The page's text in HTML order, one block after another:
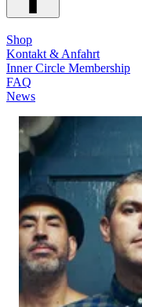
Shop
Kontakt & Anfahrt
Inner Circle Membership
FAQ
News